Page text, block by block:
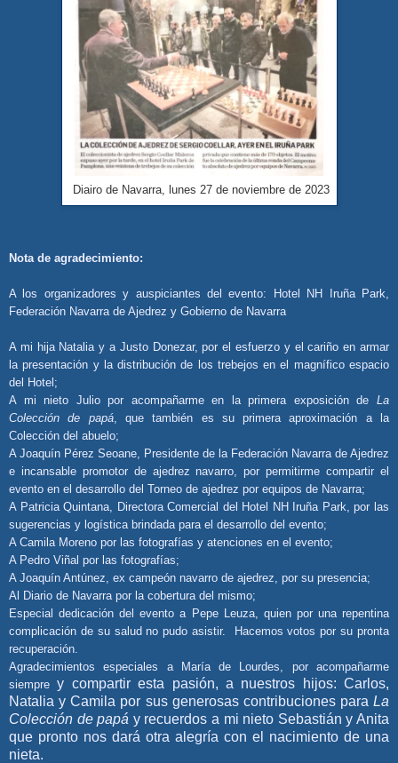
Diairo de Navarra, lunes 27 de noviembre de 2023
Nota de agradecimiento:
A los organizadores y auspiciantes del evento: Hotel NH Iruña Park,
Federación Navarra de Ajedrez y Gobierno de Navarra
A mi hija Natalia y a Justo Donezar, por el esfuerzo y el cariño en armar
la presentación y la distribución de los trebejos en el magnífico espacio
del Hotel;
A mi nieto Julio por acompañarme en la primera exposición de La
Colección de papá, que también es su primera aproximación a la
Colección del abuelo;
A Joaquín Pérez Seoane, Presidente de la Federación Navarra de Ajedrez
e incansable promotor de ajedrez navarro, por permitirme compartir el
evento en el desarrollo del Torneo de ajedrez por equipos de Navarra;
A Patricia Quintana, Directora Comercial del Hotel NH Iruña Park, por las
sugerencias y logística brindada para el desarrollo del evento;
A Camila Moreno por las fotografías y atenciones en el evento;
A Pedro Viñal por las fotografías;
A Joaquín Antúnez, ex campeón navarro de ajedrez, por su presencia;
Al Diario de Navarra por la cobertura del mismo;
Especial dedicación del evento a Pepe Leuza, quien por una repentina
complicación de su salud no pudo asistir. Hacemos votos por su pronta
recuperación.
Agradecimientos especiales a María de Lourdes, por acompañarme
siemprey compartir esta pasión, a nuestros hijos: Carlos,
Natalia y Camila por sus generosas contribuciones para La
Colección de papá y recuerdos a mi nieto Sebastián y Anita
que pronto nos dará otra alegría con el nacimiento de una
nieta.